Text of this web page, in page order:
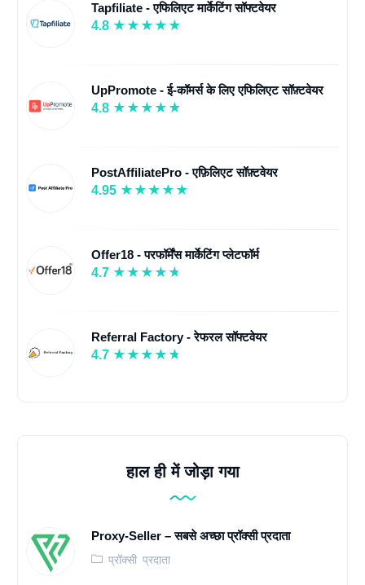
Tapfiliate - एफिलिएट मार्केटिंग सॉफ्टवेयर
4.8
UpPromote - ई-कॉमर्स के लिए एफिलिएट सॉफ़्टवेयर
4.8
PostAffiliatePro - एफ़िलिएट सॉफ़्टवेयर
4.95
Offer18 - परफॉर्मेंस मार्केटिंग प्लेटफॉर्म
4.7
Referral Factory - रेफरल सॉफ्टवेयर
4.7
हाल ही में जोड़ा गया
Proxy-Seller – सबसे अच्छा प्रॉक्सी प्रदाता
प्रॉक्सी प्रदाता